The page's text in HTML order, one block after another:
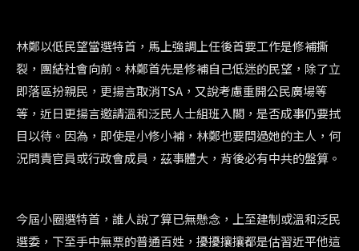
林鄭以低民望當選特首，馬上強調上任後首要工作是修補撕
裂，團結社會向前。林鄭首先是修補自己低迷的民望，除了立
即落區扮親民，更揚言取消TSA，又說考慮重開公民廣場等
等，近日更揚言邀請溫和泛民人士組班入閣，是否成事仍要拭
目以待。因為，即使是小修小補，林鄭也要問過她的主人，何
況問責官員或行政會成員，茲事體大，背後必有中共的盤算。
今屆小圈選特首，誰人說了算已無懸念，上至建制或溫和泛民
選委，下至手中無票的普通百姓，擾擾攘攘都是估習近平他這